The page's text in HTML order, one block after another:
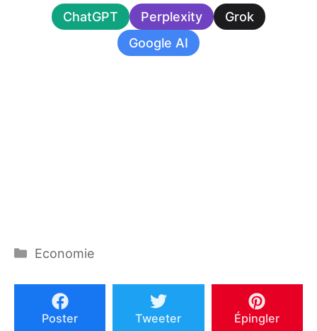
ChatGPT Perplexity
Grok
Google AI
Catégories
Economie
Poster Tweeter Épingler